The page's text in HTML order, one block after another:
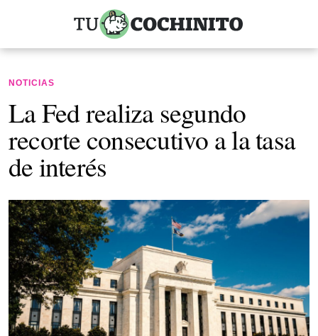
NOTICIAS
La Fed realiza segundo
recorte consecutivo a la tasa
de interés